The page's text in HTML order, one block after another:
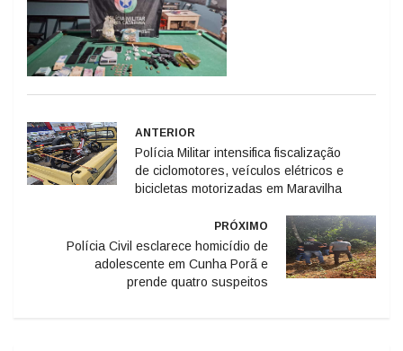
ANTERIOR
Polícia Militar intensifica fiscalização
de ciclomotores, veículos elétricos e
bicicletas motorizadas em Maravilha
PRÓXIMO
Polícia Civil esclarece homicídio de
adolescente em Cunha Porã e
prende quatro suspeitos